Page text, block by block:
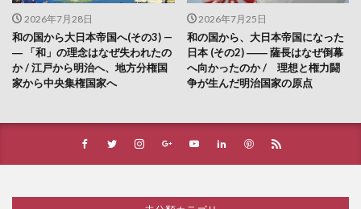
2026年7月28日
和の国から大日本帝国へ(その3) —
― 「和」の理念はなぜ失われたの
か / 江戸から明治へ、地方分権国
家から中央集権国家へ
2026年7月25日
和の国から、大日本帝国になった
日本 (その2) ―― 薩長はなぜ倒幕
へ向かったのか / 理想と権力闘
争が生んだ明治国家の原点